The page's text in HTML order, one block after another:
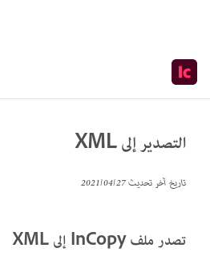
التصدير إلى XML
تاريخ آخر تحديث27‏/04‏/2021
تصدر ملف InCopy إلى XML